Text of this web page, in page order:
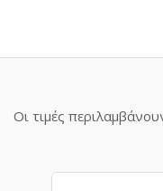
Οι τιμές
Αναζήτηση